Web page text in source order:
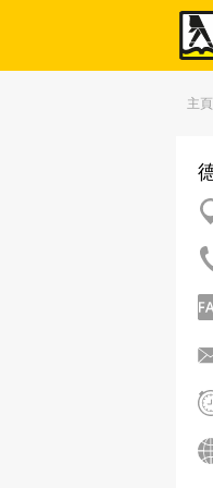
主頁